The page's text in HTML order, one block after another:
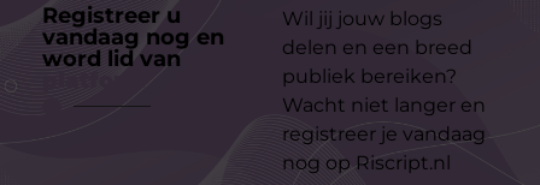
Registreer u
vandaag nog en
word lid van
Wil jij jouw blogs
delen en een breed
publiek bereiken?
Wacht niet langer en
registreer je vandaag
nog op Riscript.nl